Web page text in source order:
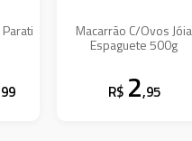
Macarrão C/Ovos Jóia
Espaguete 500g
R$ 2,95